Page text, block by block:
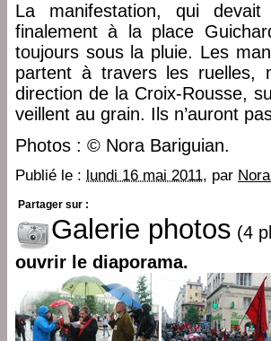
La manifestation, qui
finalement à la place
toujours sous la pluie. Les
partent à travers les ruelles,
direction de la Croix-Rousse,
veillent au grain. Ils n’auront
Photos : © Nora Bariguian.
Publié le : lundi 16 mai 2011, par
Partager sur :
Galerie photos (4
ouvrir le diaporama.